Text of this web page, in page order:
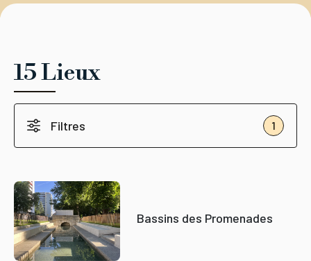
15 Lieux
Filtres 1
Bassins des Promenades